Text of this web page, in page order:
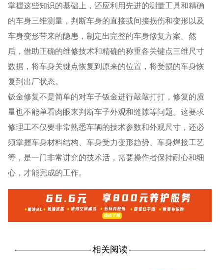
掌握这些知识的基础上，还应利用先进的测量工具和精确
的车身三维测量，判断车身的直接或间接损伤和变形以及
车身变形带来的隐患，制定出完整的车身修复方案。然
后，借助正确的维修技术和精确的称重各关键点三维尺寸
数据，将车身关键点恢复到原来的位置，将受损的车身恢
复到出厂状态。
钣金修复不是简单的对车子钣金进行敲敲打打，修复的质
量也不能单看肉眼来判断车子外观和缝隙等问题。这要求
修理工不仅要非常熟悉车辆的技术参数和外观尺寸，还必
须掌握车身材料结构、车身受力变形趋势、车身焊接工艺
等，是一门非常讲究的技术活，需要操作者保持耐心和细
心，才能完成的工作。
相关阅读